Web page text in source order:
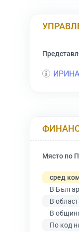
Място по
сред
В
В
В
По код